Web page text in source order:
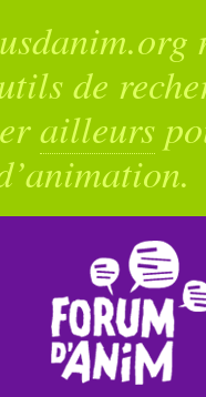
de
ailleurs